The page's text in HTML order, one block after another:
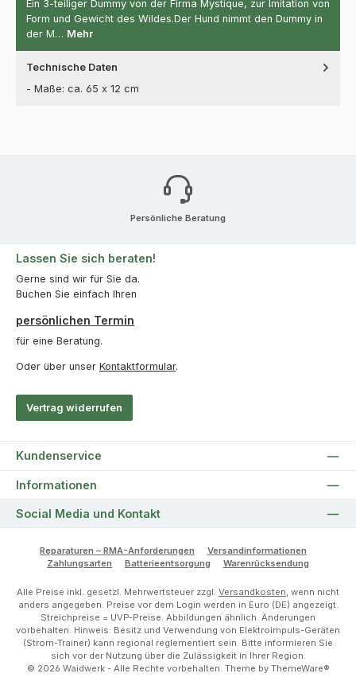
Ein 3-teiliger Dummy von der Firma Mystique, zur Imitation von
Form und Gewicht des Wildes.Der Hund nimmt den Dummy in
der M… Mehr
Technische Daten
- Maße: ca. 65 x 12 cm
Persönliche Beratung
Lassen Sie sich beraten!
Gerne sind wir für Sie da.
Buchen Sie einfach Ihren
persönlichen Termin
für eine Beratung.
Oder über unser Kontaktformular.
Vertrag widerrufen
Kundenservice
Informationen
Social Media und Kontakt
Reparaturen – RMA-Anforderungen
Versandinformationen
Zahlungsarten
Batterieentsorgung Warenrücksendung
Alle Preise inkl. gesetzl. Mehrwertsteuer zzgl. Versandkosten, wenn nicht
anders angegeben. Preise vor dem Login werden in Euro (DE) angezeigt.
Streichpreise = UVP-Preise. Abbildungen ähnlich. Änderungen
vorbehalten. Hinweis: Besitz und Verwendung von Elektroimpuls-Geräten
(Strom-Trainer) kann regional reglementiert sein. Bitte informieren Sie
sich vor der Nutzung über die Zulässigkeit in Ihrer Region.
© 2026 Waidwerk - Alle Rechte vorbehalten. Theme by ThemeWare®